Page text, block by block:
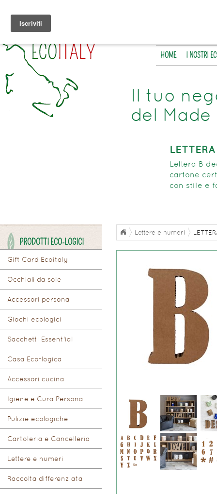
HOME I NOSTRI
Il tuo
del
Lettera B
cartone
con stile e
PRODOTTI ECO-LOGICI
Gift Card Ecoitaly
Occhiali da sole
Accessori persona
Giochi ecologici
Sacchetti Essent'ial
Casa Eco-logica
Accessori cucina
Igiene e Cura Persona
Pulizie ecologiche
Cartoleria e Cancelleria
Lettere e numeri
Raccolta differenziata
Lettere e numeri